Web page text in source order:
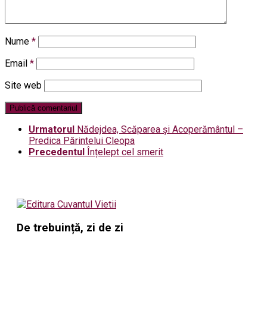
Nume *
Email *
Site web
Urmatorul Nădejdea, Scăparea și Acoperământul –
Predica Părintelui Cleopa
Precedentul
Înțelept cel smerit
De trebuință, zi de zi